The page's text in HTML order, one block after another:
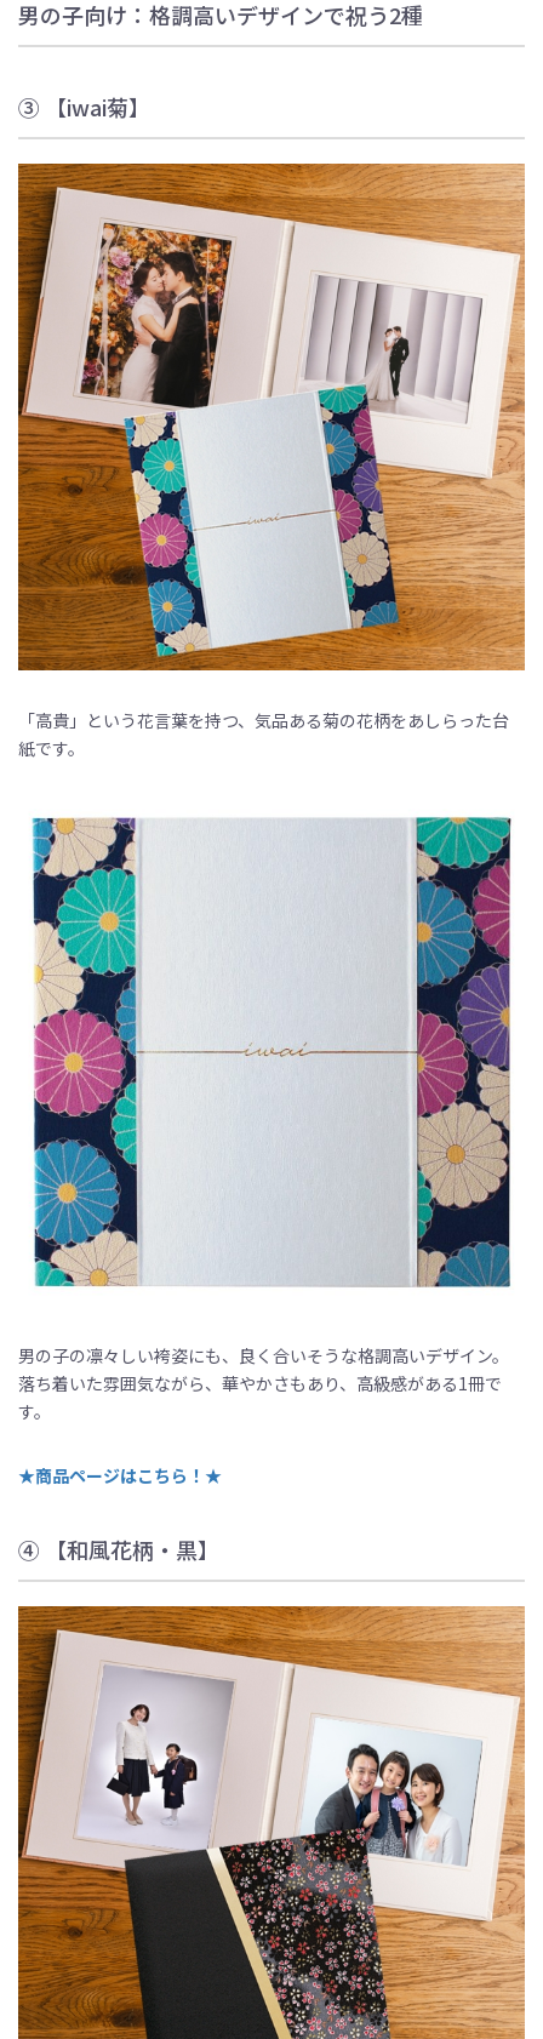
男の子向け：格調高いデザインで祝う2種
③ 【iwai菊】
「高貴」という花言葉を持つ、気品ある菊の花柄をあしらった台
紙です。
男の子の凛々しい袴姿にも、良く合いそうな格調高いデザイン。
落ち着いた雰囲気ながら、華やかさもあり、高級感がある1冊で
す。
★商品ページはこちら！★
④ 【和風花柄・黒】